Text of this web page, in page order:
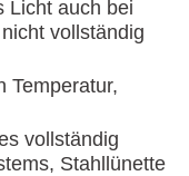
Licht auch bei
vollständig
Temperatur,
vollständig
Stahllünette